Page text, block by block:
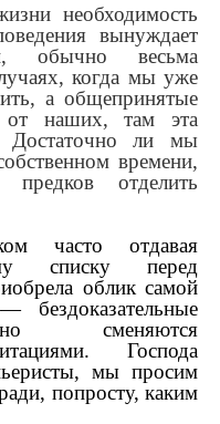
необходимость
вынуждает
обычно весьма
когда мы уже
а общепринятые
от наших, там эта
Достаточно ли мы
времени,
отделить
часто отдавая
списку перед
облик самой
сменяются
Господа
мы просим
попросту, каким